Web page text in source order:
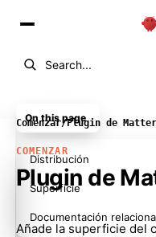
Search...
Comenzar/Plugin de
COMENZAR
Plugin de
Añade la superficie del
On this page
Distribución
Superficie
Documentación